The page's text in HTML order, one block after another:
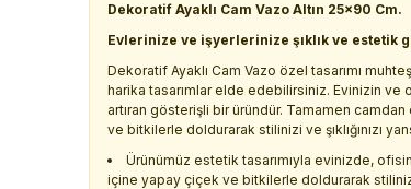
Dekoratif Ayaklı Cam Vazo Altın 25x90 Cm.
Evlerinize ve işyerlerinize şıklık ve estetik
Dekoratif Ayaklı Cam Vazo özel tasarımı
harika tasarımlar elde edebilirsiniz. Evinizin ve
artıran gösterişli bir üründür. Tamamen
ve bitkilerle doldurarak stilinizi ve şıklığınızı
Ürünümüz estetik tasarımıyla evinizde,
içine yapay çiçek ve bitkilerle doldurarak stilinizi